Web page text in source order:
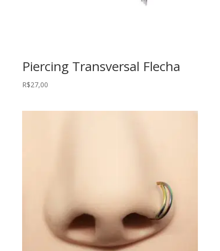
Piercing Transversal Flecha
R$27,00